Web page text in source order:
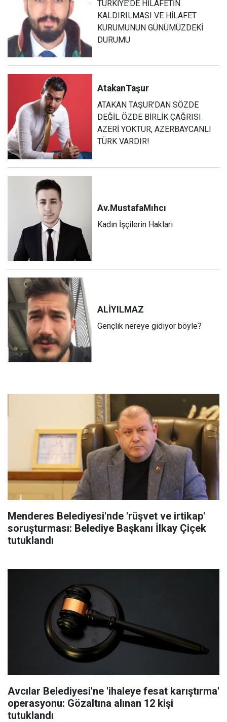
TÜRKİYE’DE HİLAFETİN
KALDIRILMASI VE HİLAFET
KURUMUNUN GÜNÜMÜZDEKİ
DURUMU
AtakanTaşur
ATAKAN TAŞUR’DAN SÖZDE
DEĞİL ÖZDE BİRLİK ÇAĞRISI
AZERİ YOKTUR, AZERBAYCANLI
TÜRK VARDIR!
Av.MustafaMıhcı
Kadın İşçilerin Hakları
ALİYILMAZ
Gençlik nereye gidiyor böyle?
Menderes Belediyesi'nde 'rüşvet ve irtikap'
soruşturması: Belediye Başkanı İlkay Çiçek
tutuklandı
Avcılar Belediyesi'ne 'ihaleye fesat karıştırma'
operasyonu: Gözaltına alınan 12 kişi
tutuklandı